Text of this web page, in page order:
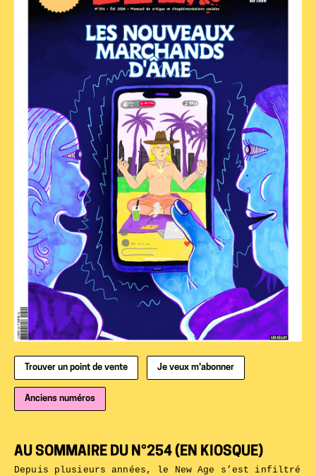
Trouver un point de vente Je veux m'abonner
Anciens numéros
AU SOMMAIRE DU N°254 (EN KIOSQUE)
Depuis plusieurs années, le New Age s’est infiltré